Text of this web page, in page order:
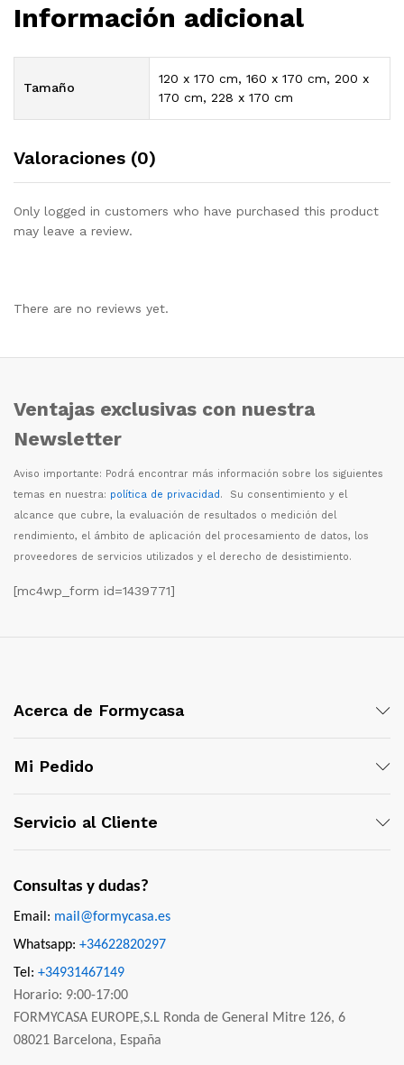
Información adicional
Tamaño
120 x 170 cm, 160 x 170 cm, 200 x
170 cm, 228 x 170 cm
Valoraciones (0)
Only logged in customers who have purchased this product
may leave a review.
There are no reviews yet.
Ventajas exclusivas con nuestra
Newsletter
Aviso importante: Podrá encontrar más información sobre los siguientes
temas en nuestra: política de privacidad. Su consentimiento y el
alcance que cubre, la evaluación de resultados o medición del
rendimiento, el ámbito de aplicación del procesamiento de datos, los
proveedores de servicios utilizados y el derecho de desistimiento.
[mc4wp_form id=1439771]
Acerca de Formycasa
Mi Pedido
Servicio al Cliente
Consultas y dudas?
Email: mail@formycasa.es
Whatsapp: +34622820297
Tel: +34931467149
Horario: 9:00-17:00
FORMYCASA EUROPE,S.L Ronda de General Mitre 126, 6
08021 Barcelona, España